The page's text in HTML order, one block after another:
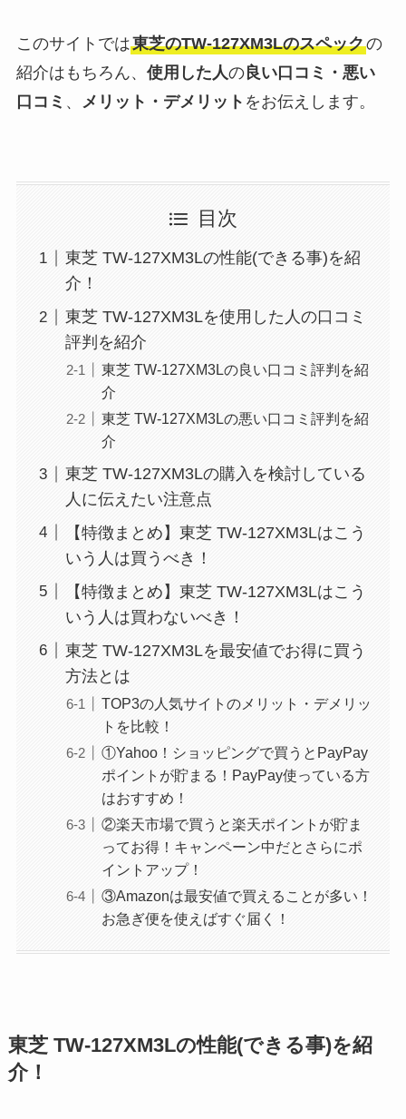
このサイトでは東芝のTW-127XM3Lのスペックの
紹介はもちろん、 使用した人の良い口コミ・悪い
口コミ 、 メリット・デメリット をお伝えします。
目次
東芝 TW-127XM3Lの性能(できる事)を紹
介！
東芝 TW-127XM3Lを使用した人の口コミ
評判を紹介
東芝 TW-127XM3Lの良い口コミ評判を紹
介
東芝 TW-127XM3Lの悪い口コミ評判を紹
介
東芝 TW-127XM3Lの購入を検討している
人に伝えたい注意点
【特徴まとめ】東芝 TW-127XM3Lはこう
いう人は買うべき！
【特徴まとめ】東芝 TW-127XM3Lはこう
いう人は買わないべき！
東芝 TW-127XM3Lを最安値でお得に買う
方法とは
TOP3の人気サイトのメリット・デメリッ
トを比較！
①Yahoo！ショッピングで買うとPayPay
ポイントが貯まる！PayPay使っている方
はおすすめ！
②楽天市場で買うと楽天ポイントが貯ま
ってお得！キャンペーン中だとさらにポ
イントアップ！
③Amazonは最安値で買えることが多い！
お急ぎ便を使えばすぐ届く！
東芝 TW-127XM3Lの性能(できる事)を紹
介！